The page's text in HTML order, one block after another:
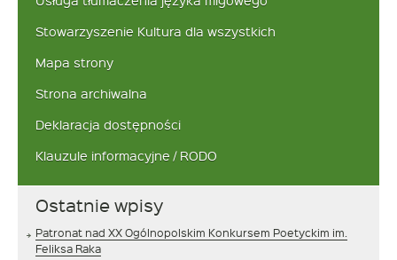
Stowarzyszenie Kultura dla wszystkich
Mapa strony
Strona archiwalna
Deklaracja dostępności
Klauzule informacyjne / RODO
Ostatnie wpisy
Patronat nad XX Ogólnopolskim Konkursem Poetyckim im.
Feliksa Raka